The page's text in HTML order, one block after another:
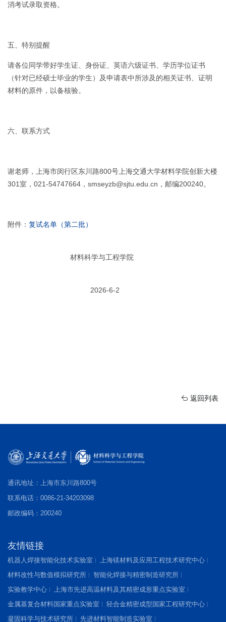
消考试录取资格。
五、特别提醒
请各位同学带好学生证、身份证、英语六级证书、学历学位证书
（针对已经硕士毕业的学生）及申请表中所涉及的相关证书、证明
材料的原件，以备核验。
六、联系方式
谢老师，上海市闵行区东川路800号上海交通大学材料学院创新大楼
301室，021-54747664，smseyzb@sjtu.edu.cn，邮编200240。
附件： 复试名单（第二批）
材料科学与工程学院
2026-6-2
返回列表
通讯地址：上海市东川路800号
联系电话：0086-21-34203098
邮政编码：200240
友情链接
机器人焊接智能化技术实验室
上海镁材料及应用工程技术研究中心
材料改性与数值模拟研究所
智能化焊接与精密制造研究所
实验教学中心
上海市先进高温材料及其精密成形重点实验室
金属基复合材料国家重点实验室
轻合金精密成型国家工程研究中心
凝固科学与技术研究所
先进材料智能制造实验室